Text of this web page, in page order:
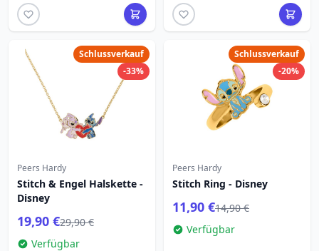
Schlussverkauf
-33%
Peers Hardy
Stitch & Engel Halskette -
Disney
19,90 €29,90 €
Verfügbar
Schlussverkauf
-20%
Peers Hardy
Stitch Ring - Disney
11,90 €14,90 €
Verfügbar